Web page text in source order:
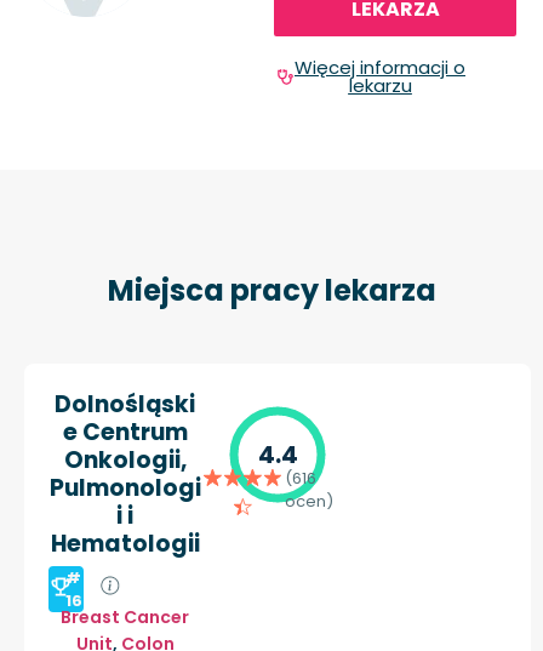
LEKARZA
Więcej informacji o
lekarzu
Miejsca pracy lekarza
Dolnośląski
e Centrum
Onkologii,
Pulmonologi
i i
Hematologii
#
16
Breast Cancer
Unit, Colon
4.4
(616
ocen)